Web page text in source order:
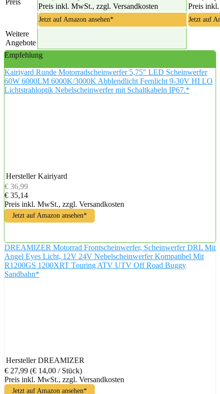
Preis inkl. MwSt., zzgl. Versandkosten
Preis
Jetzt auf Amazon ansehen* Jetzt auf
Weitere
Angebote
Empfehlung
Kairiyard Runde Motorradscheinwerfer 5,75" LED Scheinwerfer
60W 6000LM 6000K/3000K Abblendlicht Fernlicht 9-30V HI LO
Lichtstrahloptik Nebelscheinwerfer mit Schaltkabeln IP67.*
Hersteller Kairiyard
€ 36,99
€ 35,14
Preis inkl. MwSt., zzgl. Versandkosten
Jetzt auf Amazon ansehen*
DREAMIZER Motorrad Frontscheinwerfer, Scheinwerfer DRL Mit
Angel Eyes Licht, 12V 24V Nebelscheinwerfer Kompatibel Mit
R1200GS 1200XRT Touring ATV UTV Off Road Buggy
Sandbahn*
Hersteller DREAMIZER
€ 27,99 (€ 14,00 / Stück)
Preis inkl. MwSt., zzgl. Versandkosten
Jetzt auf Amazon ansehen*